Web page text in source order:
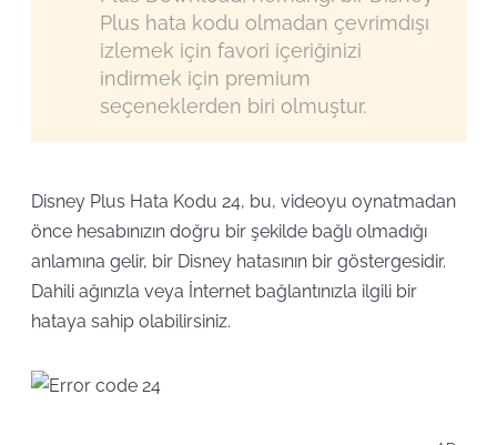
Plus hata kodu olmadan çevrimdışı
izlemek için favori içeriğinizi
indirmek için premium
seçeneklerden biri olmuştur.
Disney Plus Hata Kodu 24, bu, videoyu oynatmadan
önce hesabınızın doğru bir şekilde bağlı olmadığı
anlamına gelir, bir Disney hatasının bir göstergesidir.
Dahili ağınızla veya İnternet bağlantınızla ilgili bir
hataya sahip olabilirsiniz.